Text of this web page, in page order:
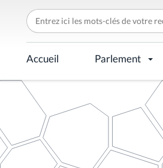
C
h
e
r
c
h
r
p
Accueil Parlement